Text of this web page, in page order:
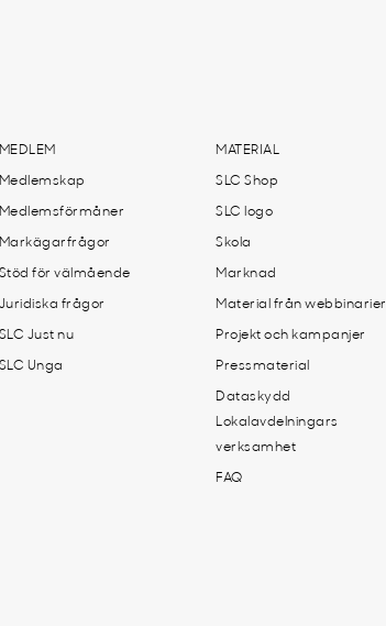
MEDLEM
Medlemskap
Medlemsförmåner
Markägarfrågor
Stöd för välmående
Juridiska frågor
SLC Just nu
SLC Unga
MATERIAL
SLC Shop
SLC logo
Skola
Marknad
Material från webbinarier
Projekt och kampanjer
Pressmaterial
Dataskydd
Lokalavdelningars
verksamhet
FAQ